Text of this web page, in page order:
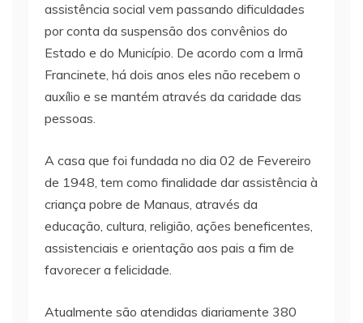
assistência social vem passando dificuldades
por conta da suspensão dos convênios do
Estado e do Município. De acordo com a Irmã
Francinete, há dois anos eles não recebem o
auxílio e se mantém através da caridade das
pessoas.
A casa que foi fundada no dia 02 de Fevereiro
de 1948, tem como finalidade dar assistência à
criança pobre de Manaus, através da
educação, cultura, religião, ações beneficentes,
assistenciais e orientação aos pais a fim de
favorecer a felicidade.
Atualmente são atendidas diariamente 380